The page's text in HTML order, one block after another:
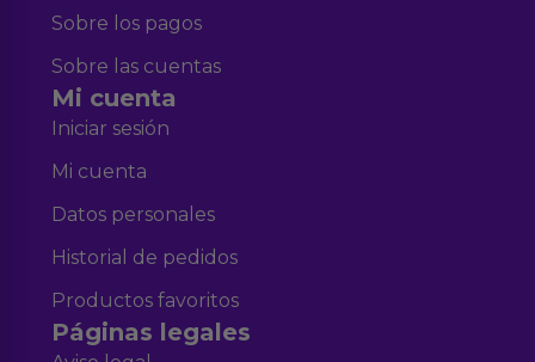
Sobre los pagos
Sobre las cuentas
Mi cuenta
Iniciar sesión
Mi cuenta
Datos personales
Historial de pedidos
Productos favoritos
Páginas legales